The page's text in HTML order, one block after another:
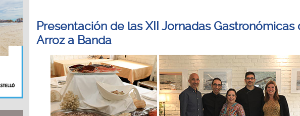
Presentación de las XII Jornadas Gastronómicas
Arroz a Banda